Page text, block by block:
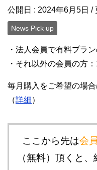
公開日 : 2024年6月5日 /
News Pick up
・法人会員で有料プラ
・それ以外の会員の方
毎月購入をご希望の場
（詳細）
ここから先は会
（無料）頂くと